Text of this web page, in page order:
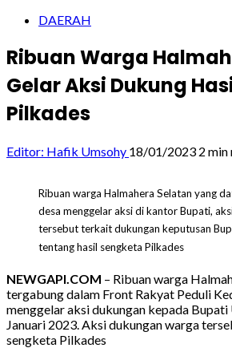
DAERAH
Ribuan Warga
Gelar Aksi Dukung
Pilkades
Editor: Hafik Umsohy 18/01/2023 2 min
Ribuan warga Halmahera Selatan yang
desa menggelar aksi di kantor Bupati,
tersebut terkait dukungan keputusan
tentang hasil sengketa Pilkades
NEWGAPI.COM – Ribuan warga
tergabung dalam Front Rakyat Peduli
menggelar aksi dukungan kepada Bupati
Januari 2023. Aksi dukungan warga
sengketa Pilkades